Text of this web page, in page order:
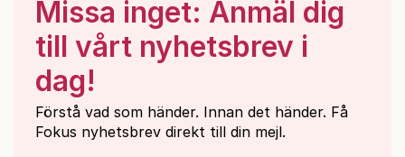
Missa inget: Anmäl dig
till vårt nyhetsbrev i
dag!
Förstå vad som händer. Innan det händer. Få
Fokus nyhetsbrev direkt till din mejl.